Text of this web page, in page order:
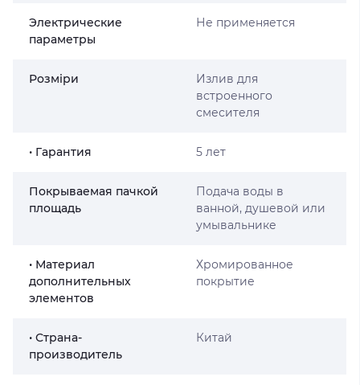
Электрические
параметры
Не применяется
Розміри
Излив для
встроенного
смесителя
• Гарантия 5 лет
Покрываемая пачкой
площадь
Подача воды в
ванной, душевой или
умывальнике
• Материал
дополнительных
элементов
Хромированное
покрытие
• Страна-
производитель
Китай